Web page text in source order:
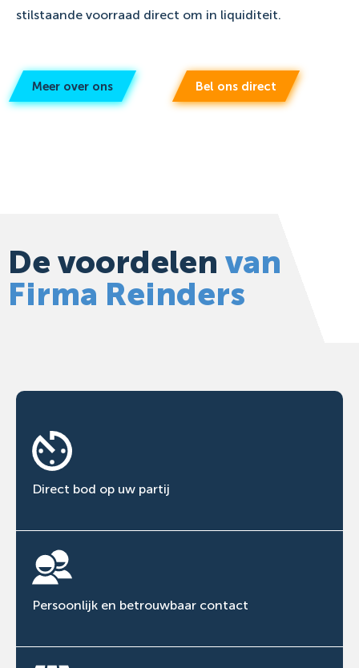
stilstaande voorraad direct om in liquiditeit.
Meer over ons Bel ons direct
De voordelen van
Firma Reinders
Direct bod op uw partij
Persoonlijk en betrouwbaar contact